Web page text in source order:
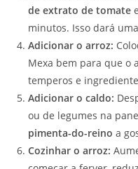
de extrato de tomate
minutos. Isso dará
Adicionar o arroz:
Mexa bem para que o
temperos e
Adicionar o caldo:
ou de legumes na
pimenta-do-reino a
Cozinhar o arroz: